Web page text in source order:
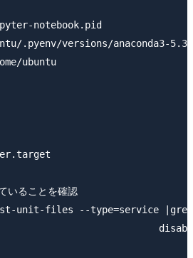
notebook.pid
.pyenv/versions/anaconda3-
ubuntu
いることを確認
unit-files --type=service |grep